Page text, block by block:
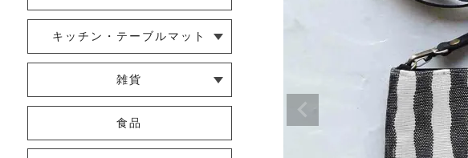
└ ポシェット・ショルダーバッグ
└ トートバッグ
└ 巾着バッグ
キッチン・テーブルマット
└ 蚊帳のふきん
└ かっぽう着・エプロン
└ その他キッチン小物
└ ランチョンマット・プレースマ
ット
└ テーブルランナー・テーブルセ
ンター
雑貨
└ タオル・ハンカチ
食品